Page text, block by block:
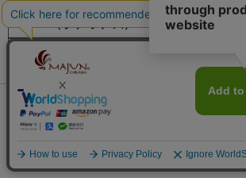
MAJUN Various
（ヴァリアス）
MAJUN OKINAWA
（オキナワ）
（オー
LEAF GREEN
（リーフグリーン）
（フ
（シーサーウェア） （ア
会員は490ポイント付与！
¥9,790税込